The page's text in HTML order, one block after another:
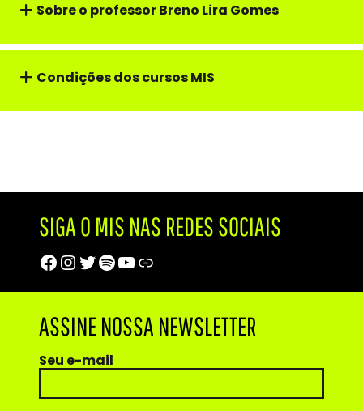
Sobre o professor Breno Lira Gomes
Condições dos cursos MIS
SIGA O MIS NAS REDES SOCIAIS
Facebook
Instagram
Twitter
Spotify
Youtube
Trip Advisor
ASSINE NOSSA NEWSLETTER
Seu e-mail